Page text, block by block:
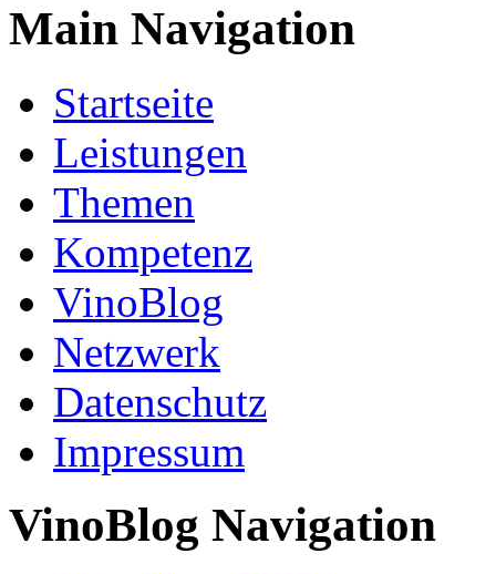
Main Navigation
Startseite
Leistungen
Themen
Kompetenz
VinoBlog
Netzwerk
Datenschutz
Impressum
VinoBlog Navigation